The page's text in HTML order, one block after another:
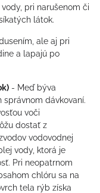
pri narušenom či
látok.
ale aj pri
a lapajú po
- Meď býva
dávkovaní.
voči
dostať z
vodovodnej
vody, ktorá je
Pri neopatrnom
chlóru sa na
tela rýb získa